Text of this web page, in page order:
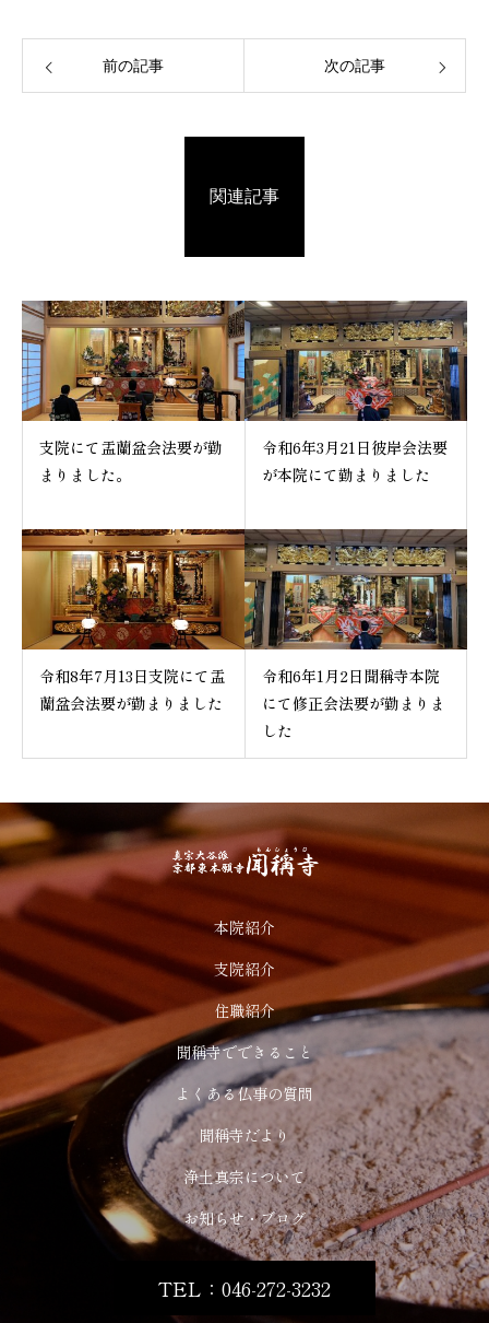
前の記事 次の記事
関連記事
支院にて盂蘭盆会法要が勤
まりました。
令和6年3月21日彼岸会法要
が本院にて勤まりました
令和8年7月13日支院にて盂
蘭盆会法要が勤まりました
令和6年1月2日聞稱寺本院
にて修正会法要が勤まりま
した
本院紹介
支院紹介
住職紹介
聞稱寺でできること
よくある仏事の質問
聞稱寺だより
浄土真宗について
お知らせ・ブログ
TEL：046-272-3232